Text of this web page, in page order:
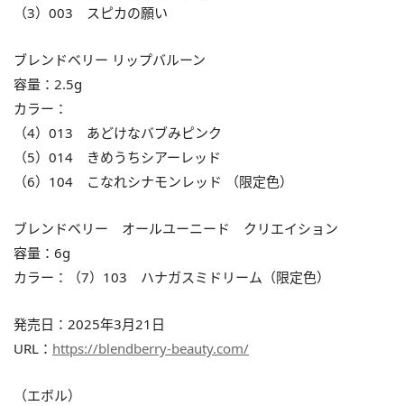
（3）003 スピカの願い
ブレンドベリー リップバルーン
容量：2.5g
カラー：
（4）013 あどけなバブみピンク
（5）014 きめうちシアーレッド
（6）104 こなれシナモンレッド （限定色）
ブレンドベリー オールユーニード クリエイション
容量：6g
カラー：（7）103 ハナガスミドリーム（限定色）
発売日：2025年3月21日
URL： https://blendberry-beauty.com/
（エボル）